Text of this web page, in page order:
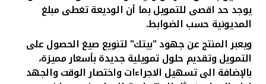
يوجد حد اقصى للتمويل بما أن الوديعة تغطىمبلغ
المديونية حسب الضوابط.
ويعبر المنتج عن جهود "بيتك" لتنويع صيغ الحصول على
التمويل وتقديم حلول تمويلية جديدة بأسعار مميزة،
بالإضافة الى تسهيل الاجراءات واختصار الوقت والجهد